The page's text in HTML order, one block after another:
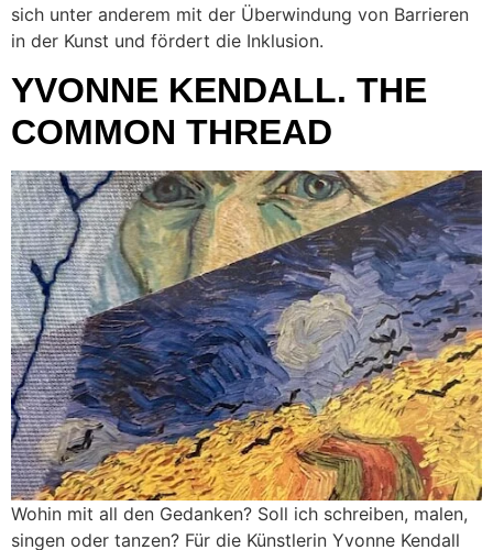
sich unter anderem mit der Überwindung von Barrieren
in der Kunst und fördert die Inklusion.
YVONNE KENDALL. THE
COMMON THREAD
Wohin mit all den Gedanken? Soll ich schreiben, malen,
singen oder tanzen? Für die Künstlerin Yvonne Kendall